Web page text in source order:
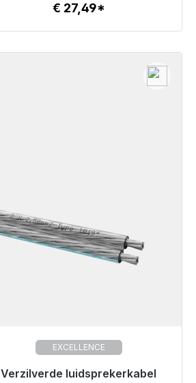
Details
€ 27,49*
EXCELLENCE
Verzilverde luidsprekerkabel
Klaar voor onmiddellijke verzending,